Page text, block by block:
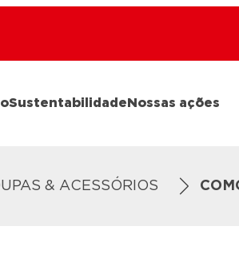
Sustentabilidade Nossas ações
& ACESSÓRIOS